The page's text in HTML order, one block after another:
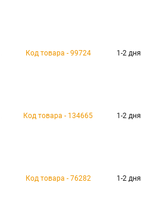
Код товара - 99724 1-2 дня
Код товара - 134665 1-2 дня
Код товара - 76282 1-2 дня